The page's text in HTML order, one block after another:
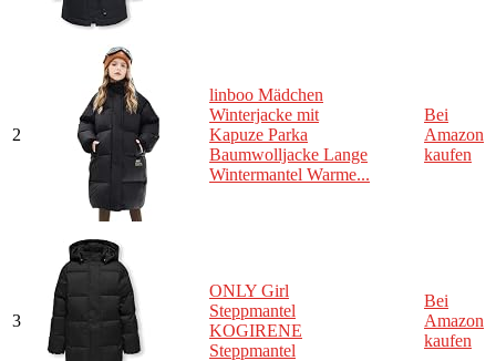
2
linboo Mädchen
Winterjacke mit
Kapuze Parka
Baumwolljacke Lange
Wintermantel Warme...
Bei
Amazon
kaufen
3
ONLY Girl
Steppmantel
KOGIRENE
Steppmantel
Bei
Amazon
kaufen